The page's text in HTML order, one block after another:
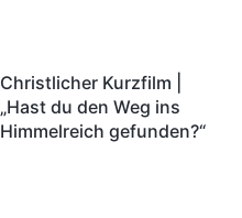
in das Königreich Gottes
eintreten?
Christlicher Kurzfilm |
„Hast du den Weg ins
Himmelreich gefunden?“